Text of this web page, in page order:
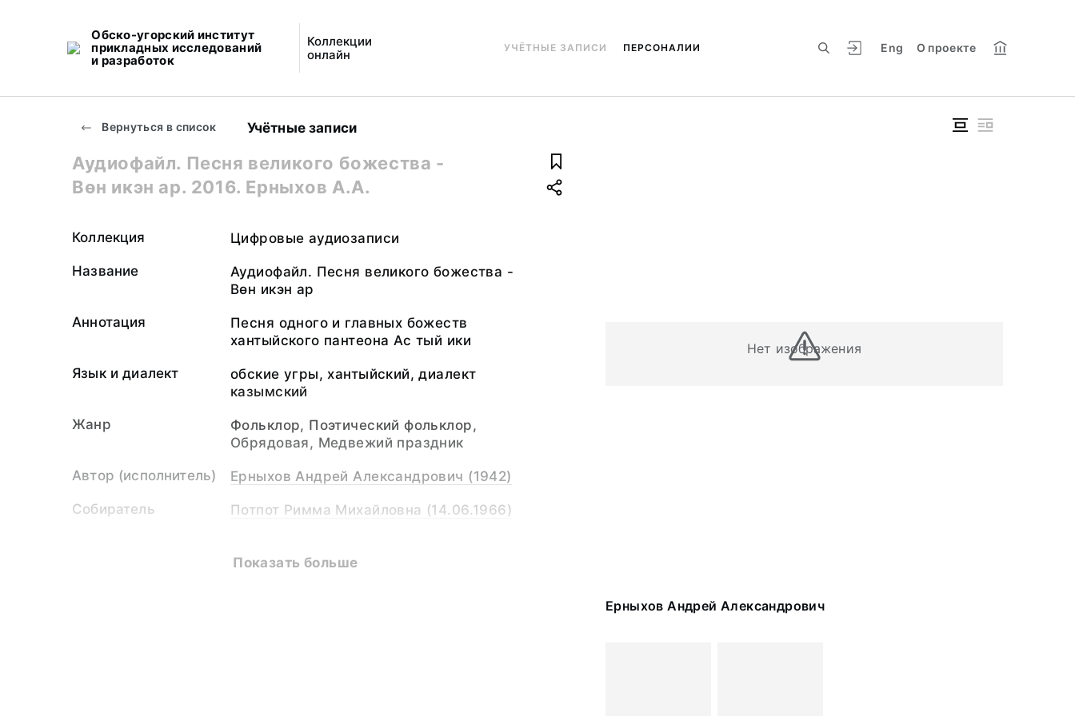
Обско-угорский институт
прикладных исследований
и разработок
Коллекции
онлайн
Eng О проекте
УЧЁТНЫЕ ЗАПИСИ ПЕРСОНАЛИИ
Вернуться в список Учётные записи
Нет изображения
Ерныхов Андрей Александрович
Аудиофайл. Песня великого божества -
Вөн икэн ар. 2016. Ерныхов А.А.
Коллекция Цифровые аудиозаписи
Название
Аудиофайл. Песня великого божества -
Вөн икэн ар
Аннотация
Песня одного и главных божеств
хантыйского пантеона Ас тый ики
Язык и диалект
обские угры, хантыйский, диалект
казымский
Жанр
Фольклор, Поэтический фольклор,
Обрядовая, Медвежий праздник
Автор (исполнитель) Ерныхов Андрей Александрович (1942)
Собиратель Потпот Римма Михайловна (14.06.1966)
Показать больше